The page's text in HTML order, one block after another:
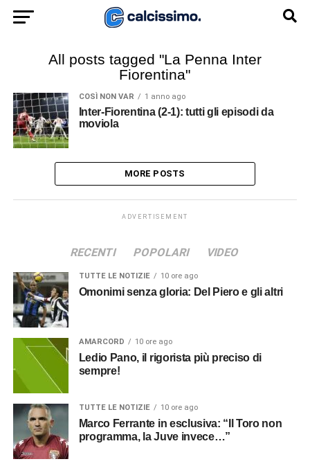
All posts tagged "La Penna Inter
Fiorentina"
COSÌ NON VAR 1 anno ago
Inter-Fiorentina (2-1): tutti gli episodi da
moviola
MORE POSTS
ADVERTISEMENT
RECENTI POPOLARI VIDEO
TUTTE LE NOTIZIE 10 ore ago
Omonimi senza gloria: Del Piero e gli altri
AMARCORD 10 ore ago
Ledio Pano, il rigorista più preciso di
sempre!
TUTTE LE NOTIZIE 10 ore ago
Marco Ferrante in esclusiva: “Il Toro non
programma, la Juve invece…”